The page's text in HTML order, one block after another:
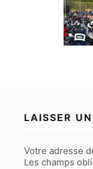
LAISSER
Votre adresse
Les champs